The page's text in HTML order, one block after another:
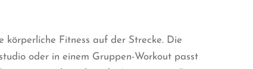
Fitness auf der Strecke. Die
oder in einem Gruppen-Workout passt